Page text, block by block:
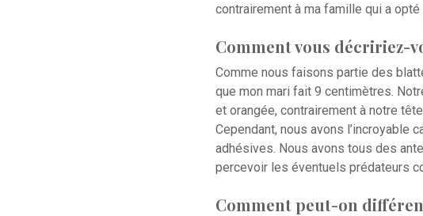
contrairement à ma famille qui a
Comment vous décririez-
Comme nous faisons partie des
que mon mari fait 9 centimètres.
et orangée, contrairement à notre
Cependant, nous avons l’incroyable
adhésives. Nous avons tous des
percevoir les éventuels prédateurs
Comment peut-on